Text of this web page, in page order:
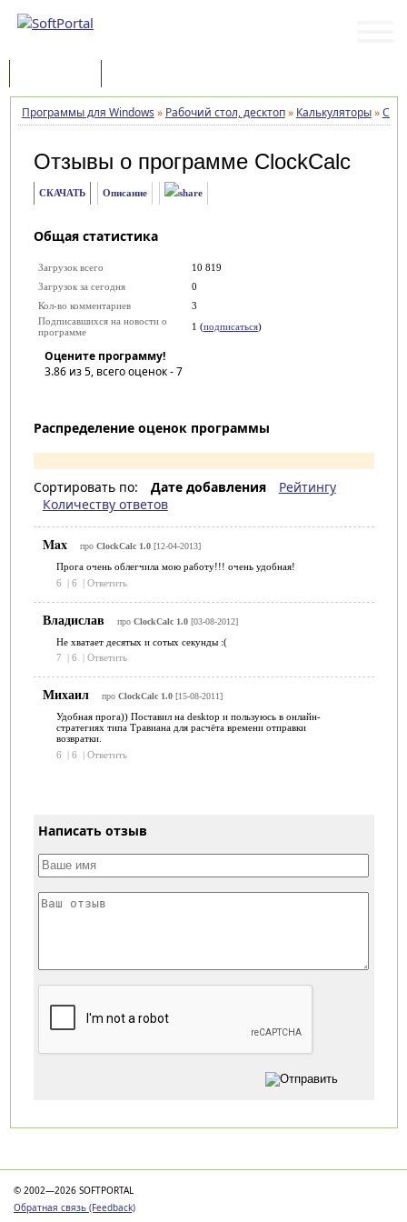
Программы для Windows » Рабочий стол, десктоп» Калькуляторы»
Отзывы о программе ClockCalc
СКАЧАТЬ Описание
Общая статистика
Загрузок всего
10 819
Загрузок за сегодня
0
Кол-во комментариев
3
Подписавшихся на новости о
программе
1 (подписаться)
Оцените программу!
3.86из 5, всего оценок -7
Распределение оценок программы
Сортировать по: Дате добавления
Рейтингу
Количеству ответов
Max про ClockCalc 1.0[12-04-2013]
Прога очень облегчила мою работу!!! очень удобная!
6
| 6 | Ответить
Владислав про ClockCalc 1.0[03-08-2012]
Не хватает десятых и сотых секунды :(
7
| 6 | Ответить
Михаил про ClockCalc 1.0[15-08-2011]
Удобная прога)) Поставил на desktop и пользуюсь в онлайн-
стратегиях типа Травиана для расчёта времени отправки
возвратки.
6
| 6 | Ответить
Написать отзыв
© 2002—2026 SOFTPORTAL
Обратная связь (Feedback)